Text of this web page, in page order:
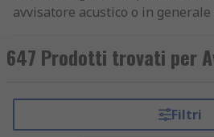
avvisatore acustico o in
sono essenziali per numerose
industriali e commerciali,
emergenza o controllo dei
giusto segnalatore dipende da
647 Prodotti trovati per
Filtri